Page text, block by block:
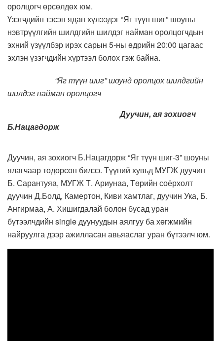
оролцогч өрсөлдөх юм.
Үзэгчдийн тэсэн ядан хүлээдэг “Яг түүн шиг” шоуны
нэвтрүүлгийн шилдгийн шилдэг найман оролцогчдын
эхний үзүүлбэр ирэх сарын 5-ны өдрийн 20:00 цагаас
эхлэн үзэгчдийн хүртээл болох гэж байна.
“Яг түүн шиг” шоунд оролцох шилдгийн
шилдэг найман оролцогч
Дуучин, ая зохиогч
Б.Нацагдорж
Дуучин, ая зохиогч Б.Нацагдорж “Яг түүн шиг-3” шоуны
ялагчаар тодорсон билээ. Түүний хувьд МУГЖ дуучин
Б. Сарантуяа, МУГЖ Т. Ариунаа, Төрийн соёрхолт
дуучин Д.Болд, Камертон, Киви хамтлаг, дуучин Ука, Б.
Ангирмаа, А. Хишигдалай болон бусад уран
бүтээлчдийн single дуунуудын аялгуу ба хөгжмийн
найруулга дээр ажилласан авьяаслаг уран бүтээлч юм.